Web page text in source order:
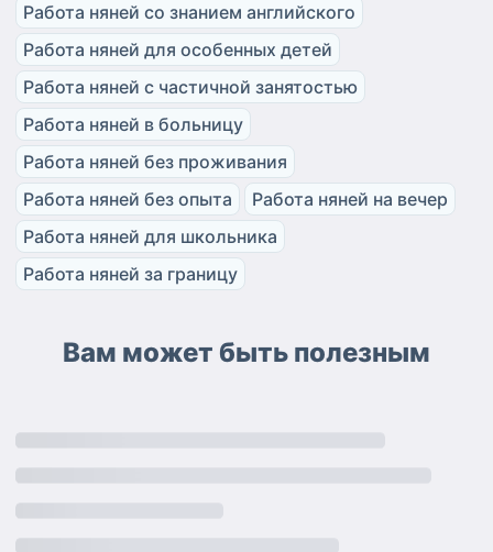
Работа няней со знанием английского
Работа няней для особенных детей
Работа няней с частичной занятостью
Работа няней в больницу
Работа няней без проживания
Работа няней без опыта
Работа няней на вечер
Работа няней для школьника
Работа няней за границу
Вам может быть полезным